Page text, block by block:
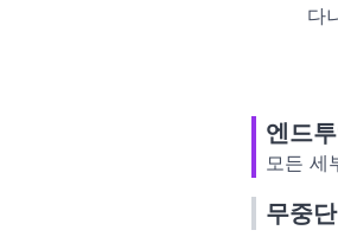
다
엔드
모든 세
무중